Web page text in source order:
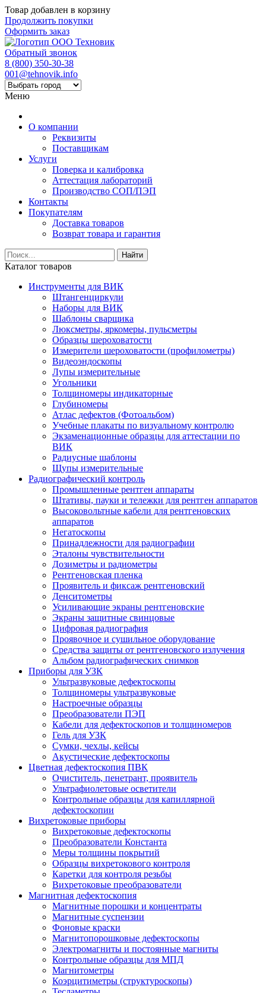
Товар добавлен в корзину
Продолжить покупки
Оформить заказ
Обратный звонок
8 (800) 350-30-38
001@tehnovik.info
Меню
О компании
Реквизиты
Поставщикам
Услуги
Поверка и калибровка
Аттестация лабораторий
Производство СОП/ПЭП
Контакты
Покупателям
Доставка товаров
Возврат товара и гарантия
Найти
Каталог товаров
Инструменты для ВИК
Штангенциркули
Наборы для ВИК
Шаблоны сварщика
Люксметры, яркомеры, пульсметры
Образцы шероховатости
Измерители шероховатости (профилометры)
Видеоэндоскопы
Лупы измерительные
Угольники
Толщиномеры индикаторные
Глубиномеры
Атлас дефектов (Фотоальбом)
Учебные плакаты по визуальному контролю
Экзаменационные образцы для аттестации по
ВИК
Радиусные шаблоны
Щупы измерительные
Радиографический контроль
Промышленные рентген аппараты
Штативы, пауки и тележки для рентген аппаратов
Высоковольтные кабели для рентгеновских
аппаратов
Негатоскопы
Принадлежности для радиографии
Эталоны чувствительности
Дозиметры и радиометры
Рентгеновская пленка
Проявитель и фиксаж рентгеновский
Денситометры
Усиливающие экраны рентгеновские
Экраны защитные свинцовые
Цифровая радиография
Проявочное и сушильное оборудование
Средства защиты от рентгеновского излучения
Альбом радиографических снимков
Приборы для УЗК
Ультразвуковые дефектоскопы
Толщиномеры ультразвуковые
Настроечные образцы
Преобразователи ПЭП
Кабели для дефектоскопов и толщиномеров
Гель для УЗК
Сумки, чехлы, кейсы
Акустические дефектоскопы
Цветная дефектоскопия ПВК
Очиститель, пенетрант, проявитель
Ультрафиолетовые осветители
Контрольные образцы для капиллярной
дефектоскопии
Вихретоковые приборы
Вихретоковые дефектоскопы
Преобразователи Константа
Меры толщины покрытий
Образцы вихретокового контроля
Каретки для контроля резьбы
Вихретоковые преобразователи
Магнитная дефектоскопия
Магнитные порошки и концентраты
Магнитные суспензии
Фоновые краски
Магнитопорошковые дефектоскопы
Электромагниты и постоянные магниты
Контрольные образцы для МПД
Магнитометры
Коэрцитиметры (структуроскопы)